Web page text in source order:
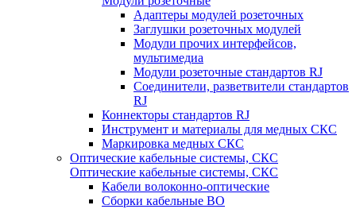
Адаптеры модулей розеточных
Заглушки розеточных модулей
Модули прочих интерфейсов,
мультимедиа
Модули розеточные стандартов RJ
Соединители, разветвители стандартов
RJ
Коннекторы стандартов RJ
Инструмент и материалы для медных СКС
Маркировка медных СКС
Оптические кабельные системы, СКС
Оптические кабельные системы, СКС
Кабели волоконно-оптические
Сборки кабельные ВО